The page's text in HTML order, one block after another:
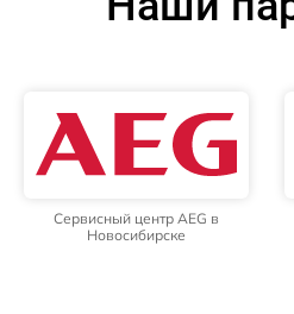
Сервисный центр AEG в
Новосибирске